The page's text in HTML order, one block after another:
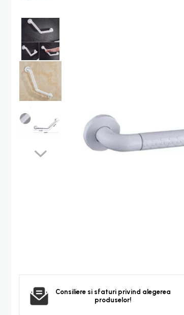
Baterie bronz perete
Baterii lavoar
Baterie Bucatarie
Componente Dus
Furtun dus
Para dus
Set dus complet echipat
Suport prindere para dus
Baterii bideu
Becuri
Consiliere si sfaturi privind alegerea
produselor!